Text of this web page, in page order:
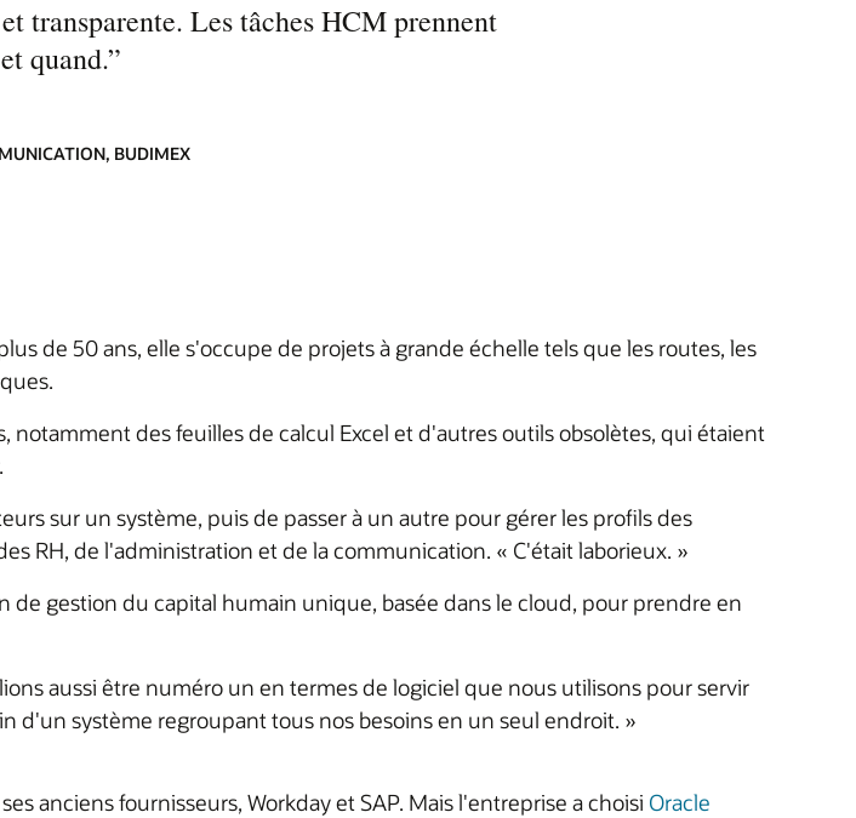
transparente. Les tâches HCM prennent
quand.”
BUDIMEX
de 50 ans, elle s'occupe de projets à grande échelle tels que les routes, les
des feuilles de calcul Excel et d'autres outils obsolètes, qui étaient
sur un système, puis de passer à un autre pour gérer les profils des
RH, de l'administration et de la communication. « C'était laborieux. »
gestion du capital humain unique, basée dans le cloud, pour prendre en
aussi être numéro un en termes de logiciel que nous utilisons pour servir
d'un système regroupant tous nos besoins en un seul endroit. »
anciens fournisseurs, Workday et SAP. Mais l'entreprise a choisi Oracle